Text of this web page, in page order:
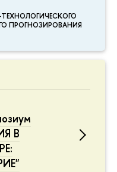
ПРОГНОЗИРОВАНИЯ
В